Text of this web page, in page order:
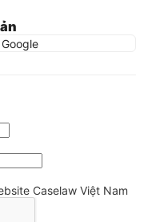
Caselaw Việt Nam